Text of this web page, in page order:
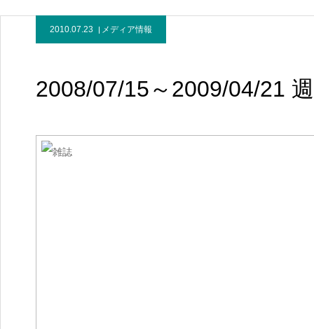
2010.07.23 メディア情報
2008/07/15～2009/04/21